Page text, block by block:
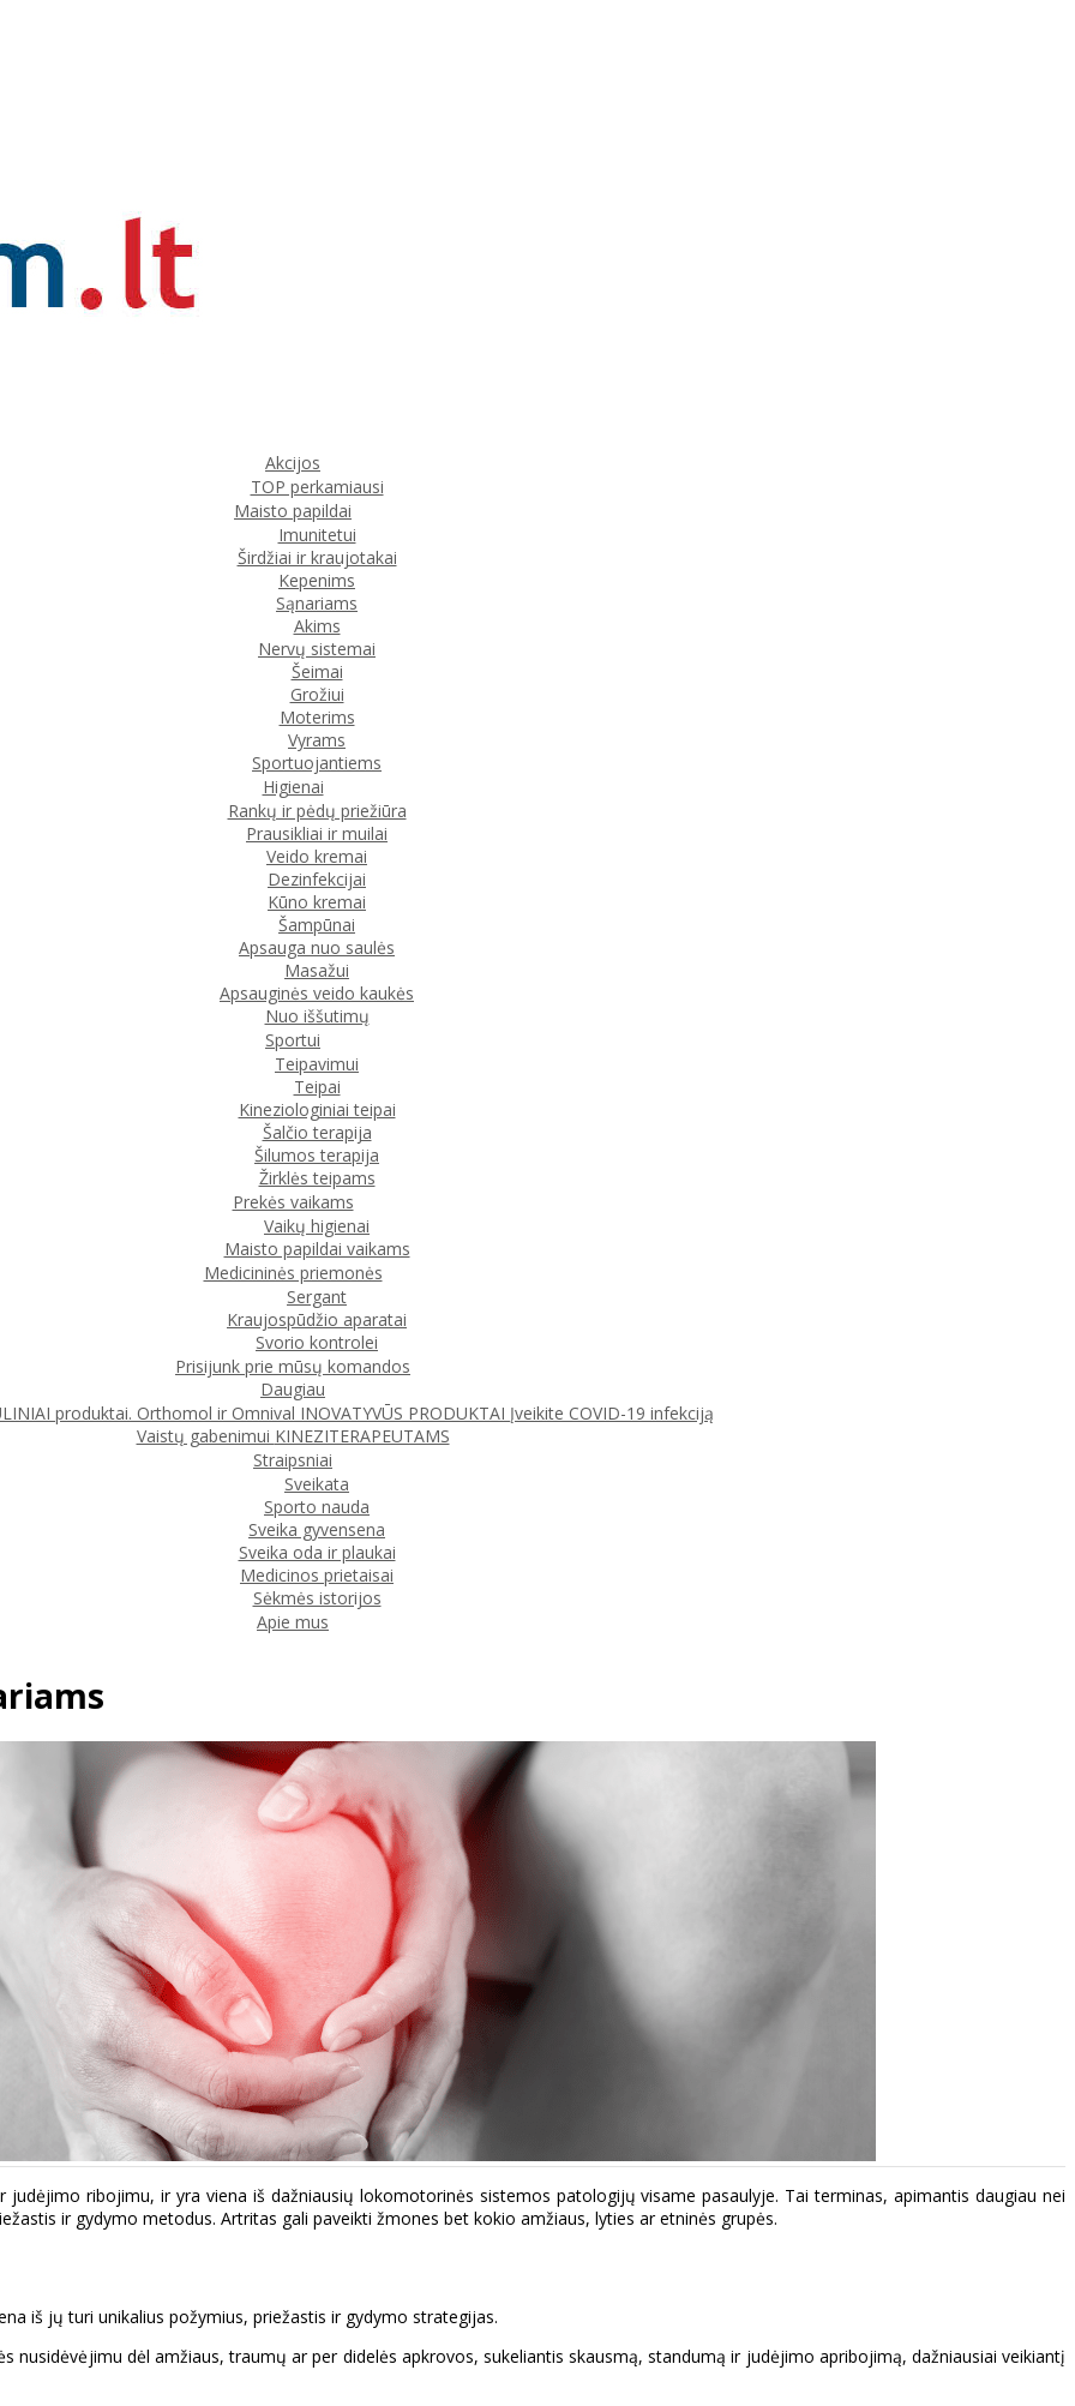
Akcijos
TOP perkamiausi
Maisto papildai
Imunitetui
Širdžiai ir kraujotakai
Kepenims
Sąnariams
Akims
Nervų sistemai
Šeimai
Grožiui
Moterims
Vyrams
Sportuojantiems
Higienai
Rankų ir pėdų priežiūra
Prausikliai ir muilai
Veido kremai
Dezinfekcijai
Kūno kremai
Šampūnai
Apsauga nuo saulės
Masažui
Apsauginės veido kaukės
Nuo iššutimų
Sportui
Teipavimui
Teipai
Kineziologiniai teipai
Šalčio terapija
Šilumos terapija
Žirklės teipams
Prekės vaikams
Vaikų higienai
Maisto papildai vaikams
Medicininės priemonės
Sergant
Kraujospūdžio aparatai
Svorio kontrolei
Prisijunk prie mūsų komandos
Daugiau
produktai. Orthomol ir Omnival INOVATYVŪS PRODUKTAI Įveikite COVID-19 infekciją
Vaistų gabenimui KINEZITERAPEUTAMS
Straipsniai
Sveikata
Sporto nauda
Sveika gyvensena
Sveika oda ir plaukai
Medicinos prietaisai
Sėkmės istorijos
Apie mus
ribojimu, ir yra viena iš dažniausių lokomotorinės sistemos patologijų visame pasaulyje. Tai terminas, apimantis daugiau nei
ir gydymo metodus. Artritas gali paveikti žmones bet kokio amžiaus, lyties ar etninės grupės.
iš jų turi unikalius požymius, priežastis ir gydymo strategijas.
nusidėvėjimu dėl amžiaus, traumų ar per didelės apkrovos, sukeliantis skausmą, standumą ir judėjimo apribojimą, dažniausiai veikiantį